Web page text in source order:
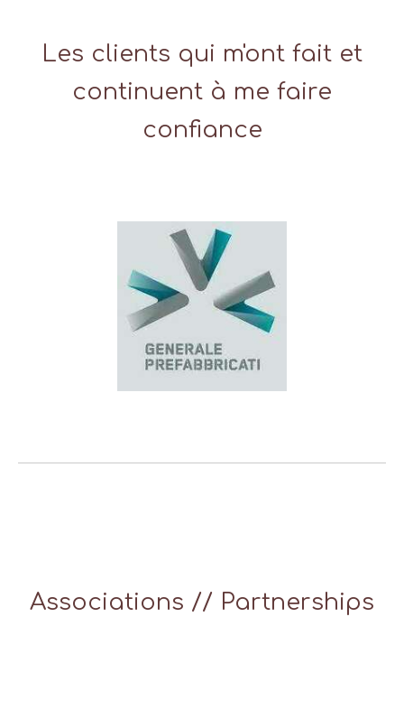
Les clients qui m'ont fait et
continuent à me faire
confiance
Associations // Partnerships